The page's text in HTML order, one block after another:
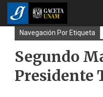
Navegación Por Etiqueta
Segundo
Presidente